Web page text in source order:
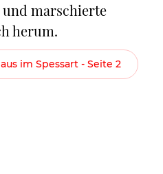
und marschierte
herum.
im Spessart - Seite 2